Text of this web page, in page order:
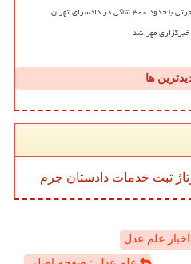
دادسرای تهران
خبرگزاری مهر شد
ها
ثبت خدمات دادستان جرم
علم عدل